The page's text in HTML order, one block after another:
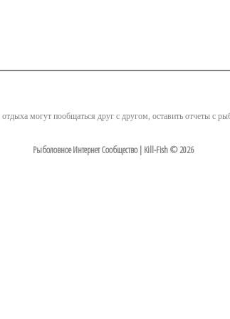
могут пообщаться друг с другом, оставить отчеты с
Рыболовное Интернет Сообщество | Kill-Fish © 2026